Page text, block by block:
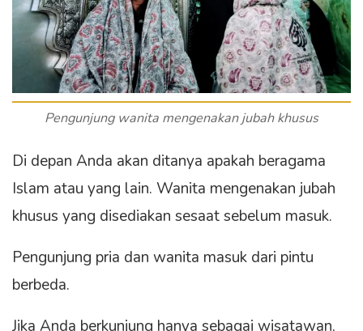
Pengunjung wanita mengenakan jubah khusus
Di depan Anda akan ditanya apakah beragama
Islam atau yang lain. Wanita mengenakan jubah
khusus yang disediakan sesaat sebelum masuk.
Pengunjung pria dan wanita masuk dari pintu
berbeda.
Jika Anda berkunjung hanya sebagai wisatawan,